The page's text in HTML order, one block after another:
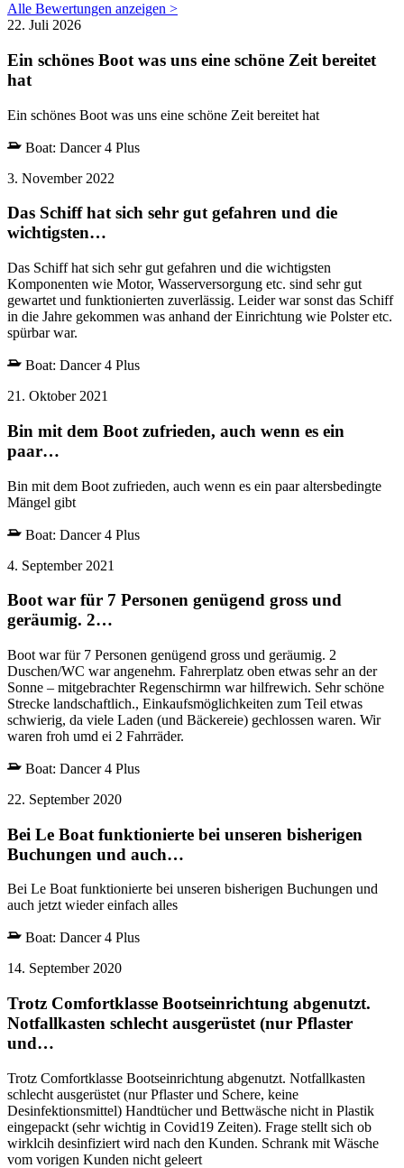
Alle Bewertungen anzeigen >
22. Juli 2026
Ein schönes Boot was uns eine schöne Zeit bereitet
hat
Ein schönes Boot was uns eine schöne Zeit bereitet hat
Boat: Dancer 4 Plus
3. November 2022
Das Schiff hat sich sehr gut gefahren und die
wichtigsten…
Das Schiff hat sich sehr gut gefahren und die wichtigsten
Komponenten wie Motor, Wasserversorgung etc. sind sehr gut
gewartet und funktionierten zuverlässig. Leider war sonst das Schiff
in die Jahre gekommen was anhand der Einrichtung wie Polster etc.
spürbar war.
Boat: Dancer 4 Plus
21. Oktober 2021
Bin mit dem Boot zufrieden, auch wenn es ein
paar…
Bin mit dem Boot zufrieden, auch wenn es ein paar altersbedingte
Mängel gibt
Boat: Dancer 4 Plus
4. September 2021
Boot war für 7 Personen genügend gross und
geräumig. 2…
Boot war für 7 Personen genügend gross und geräumig. 2
Duschen/WC war angenehm. Fahrerplatz oben etwas sehr an der
Sonne – mitgebrachter Regenschirmn war hilfrewich. Sehr schöne
Strecke landschaftlich., Einkaufsmöglichkeiten zum Teil etwas
schwierig, da viele Laden (und Bäckereie) gechlossen waren. Wir
waren froh umd ei 2 Fahrräder.
Boat: Dancer 4 Plus
22. September 2020
Bei Le Boat funktionierte bei unseren bisherigen
Buchungen und auch…
Bei Le Boat funktionierte bei unseren bisherigen Buchungen und
auch jetzt wieder einfach alles
Boat: Dancer 4 Plus
14. September 2020
Trotz Comfortklasse Bootseinrichtung abgenutzt.
Notfallkasten schlecht ausgerüstet (nur Pflaster
und…
Trotz Comfortklasse Bootseinrichtung abgenutzt. Notfallkasten
schlecht ausgerüstet (nur Pflaster und Schere, keine
Desinfektionsmittel) Handtücher und Bettwäsche nicht in Plastik
eingepackt (sehr wichtig in Covid19 Zeiten). Frage stellt sich ob
wirklcih desinfiziert wird nach den Kunden. Schrank mit Wäsche
vom vorigen Kunden nicht geleert